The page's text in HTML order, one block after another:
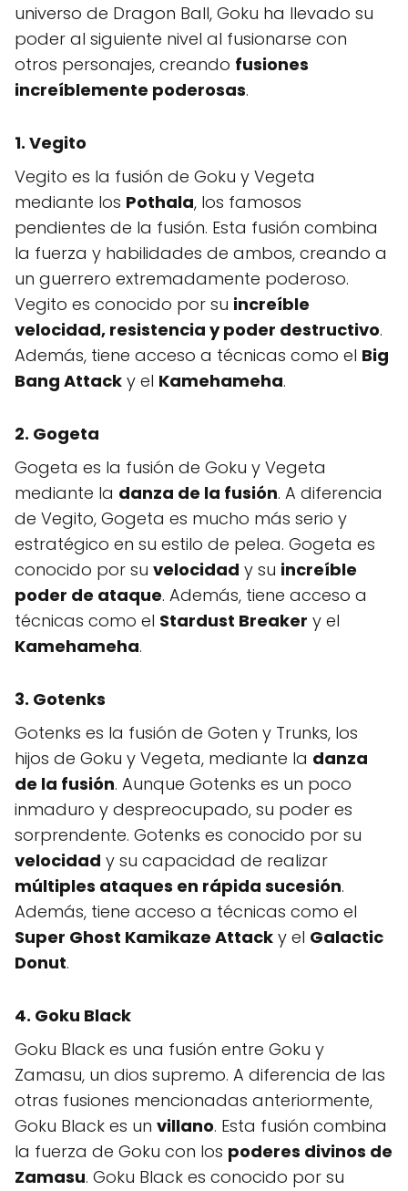
universo de Dragon Ball, Goku ha llevado su
poder al siguiente nivel al fusionarse con
otros personajes, creando fusiones
increíblemente poderosas.
1. Vegito
Vegito es la fusión de Goku y Vegeta
mediante los Pothala, los famosos
pendientes de la fusión. Esta fusión combina
la fuerza y habilidades de ambos, creando a
un guerrero extremadamente poderoso.
Vegito es conocido por su increíble
velocidad, resistencia y poder destructivo.
Además, tiene acceso a técnicas como el Big
Bang Attack y el Kamehameha.
2. Gogeta
Gogeta es la fusión de Goku y Vegeta
mediante la danza de la fusión. A diferencia
de Vegito, Gogeta es mucho más serio y
estratégico en su estilo de pelea. Gogeta es
conocido por su velocidad y su increíble
poder de ataque. Además, tiene acceso a
técnicas como el Stardust Breaker y el
Kamehameha.
3. Gotenks
Gotenks es la fusión de Goten y Trunks, los
hijos de Goku y Vegeta, mediante la danza
de la fusión. Aunque Gotenks es un poco
inmaduro y despreocupado, su poder es
sorprendente. Gotenks es conocido por su
velocidad y su capacidad de realizar
múltiples ataques en rápida sucesión.
Además, tiene acceso a técnicas como el
Super Ghost Kamikaze Attack y el Galactic
Donut.
4. Goku Black
Goku Black es una fusión entre Goku y
Zamasu, un dios supremo. A diferencia de las
otras fusiones mencionadas anteriormente,
Goku Black es un villano. Esta fusión combina
la fuerza de Goku con los poderes divinos de
Zamasu. Goku Black es conocido por su